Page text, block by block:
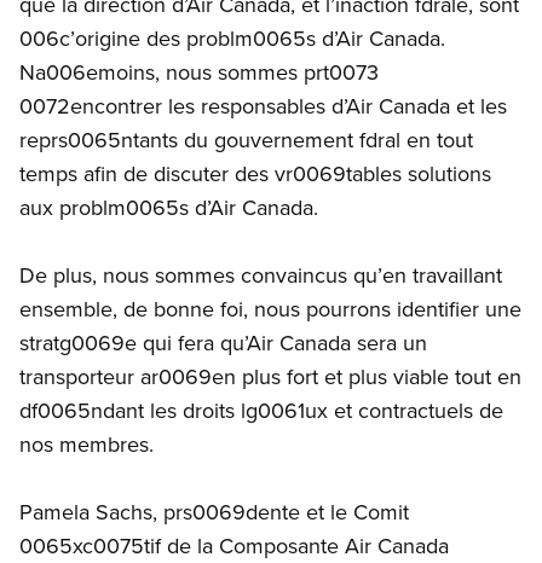
006c’origine des problm0065s d’Air Canada.
Na006emoins, nous sommes prt0073
0072encontrer les responsables d’Air Canada et les
reprs0065ntants du gouvernement fdral en tout
temps afin de discuter des vr0069tables solutions
aux problm0065s d’Air Canada.
De plus, nous sommes convaincus qu’en travaillant
ensemble, de bonne foi, nous pourrons identifier une
stratg0069e qui fera qu’Air Canada sera un
transporteur ar0069en plus fort et plus viable tout en
df0065ndant les droits lg0061ux et contractuels de
nos membres.
Pamela Sachs, prs0069dente et le Comit
0065xc0075tif de la Composante Air Canada